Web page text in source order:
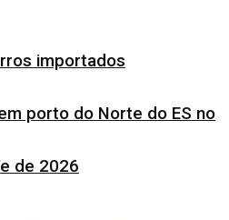
importados
porto do Norte do ES no
de 2026